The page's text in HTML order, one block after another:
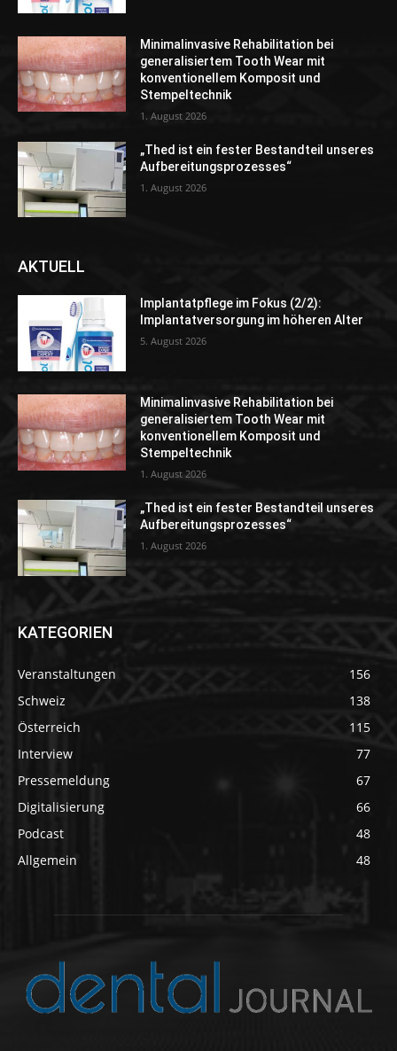
Minimalinvasive Rehabilitation bei
generalisiertem Tooth Wear mit
konventionellem Komposit und
Stempeltechnik
1. August 2026
„Thed ist ein fester Bestandteil unseres
Aufbereitungsprozesses“
1. August 2026
AKTUELL
Implantatpflege im Fokus (2/2):
Implantatversorgung im höheren Alter
5. August 2026
Minimalinvasive Rehabilitation bei
generalisiertem Tooth Wear mit
konventionellem Komposit und
Stempeltechnik
1. August 2026
„Thed ist ein fester Bestandteil unseres
Aufbereitungsprozesses“
1. August 2026
KATEGORIEN
Veranstaltungen
156
Schweiz
138
Österreich
115
Interview
77
Pressemeldung
67
Digitalisierung
66
Podcast
48
Allgemein
48